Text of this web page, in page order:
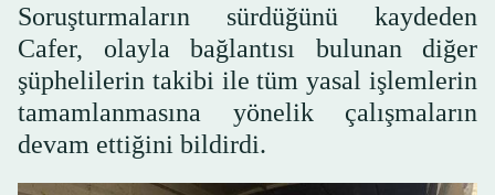
Soruşturmaların sürdüğünü kaydeden
Cafer, olayla bağlantısı bulunan diğer
şüphelilerin takibi ile tüm yasal işlemlerin
tamamlanmasına yönelik çalışmaların
devam ettiğini bildirdi.